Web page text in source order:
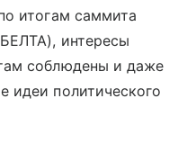
итогам саммита
интересы
соблюдены и даже
идеи политического